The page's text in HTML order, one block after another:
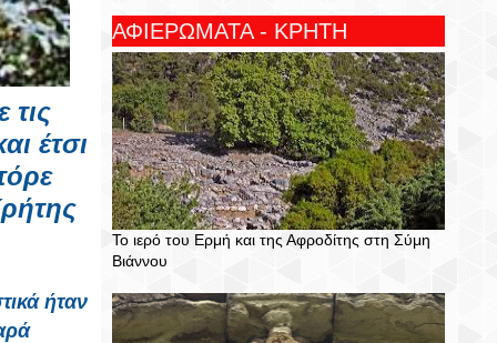
τις
έτσι
ήταν
ΑΦΙΕΡΩΜΑΤΑ - ΚΡΗΤΗ
Το ιερό του Ερμή και της Αφροδίτης στη Σύμη
Βιάννου